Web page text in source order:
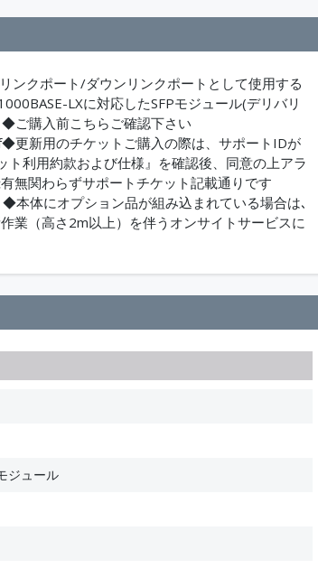
ンクポート/ダウンリンクポートとして使用する
LXに対応したSFPモジュール(デリバリ
ご購入前こちらご確認下さい
新用のチケットご購入の際は、サポートIDが
利用約款および仕様』を確認後、同意の上アラ
無関わらずサポートチケット記載通りです
体にオプション品が組み込まれている場合は､
（高さ2m以上）を伴うオンサイトサービスに
ジュール